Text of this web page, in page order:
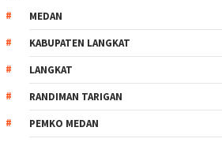
MEDAN
KABUPATEN LANGKAT
LANGKAT
RANDIMAN TARIGAN
PEMKO MEDAN